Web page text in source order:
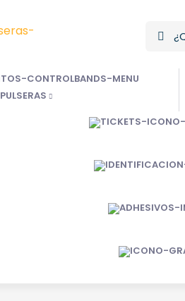
PULSERAS